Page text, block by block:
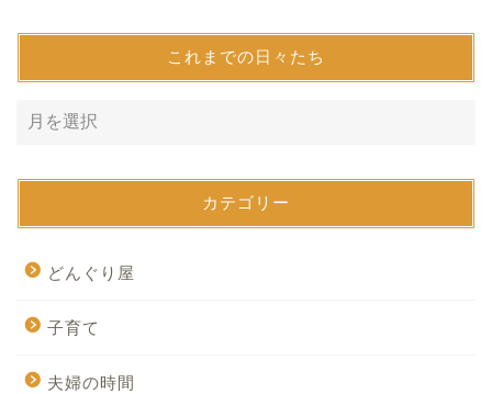
これまでの日々たち
カテゴリー
どんぐり屋
子育て
夫婦の時間